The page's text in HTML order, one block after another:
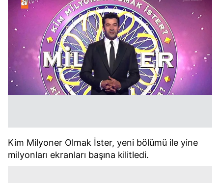
Kim Milyoner Olmak İster, yeni bölümü ile yine
milyonları ekranları başına kilitledi.